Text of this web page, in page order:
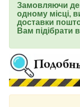
Замовляючи
одному місці,
доставки
Вам підібрати